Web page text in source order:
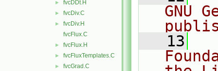
► fvcDDt.H
► fvcDiv.C
►
fvcDiv.H
fvcFlux.C
► fvcFlux.H
► fvcFluxTemplates.C
► fvcGrad.C
GNU
   13